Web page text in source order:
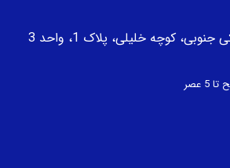
کوچه خلیلی، پلاک 1، واحد 3